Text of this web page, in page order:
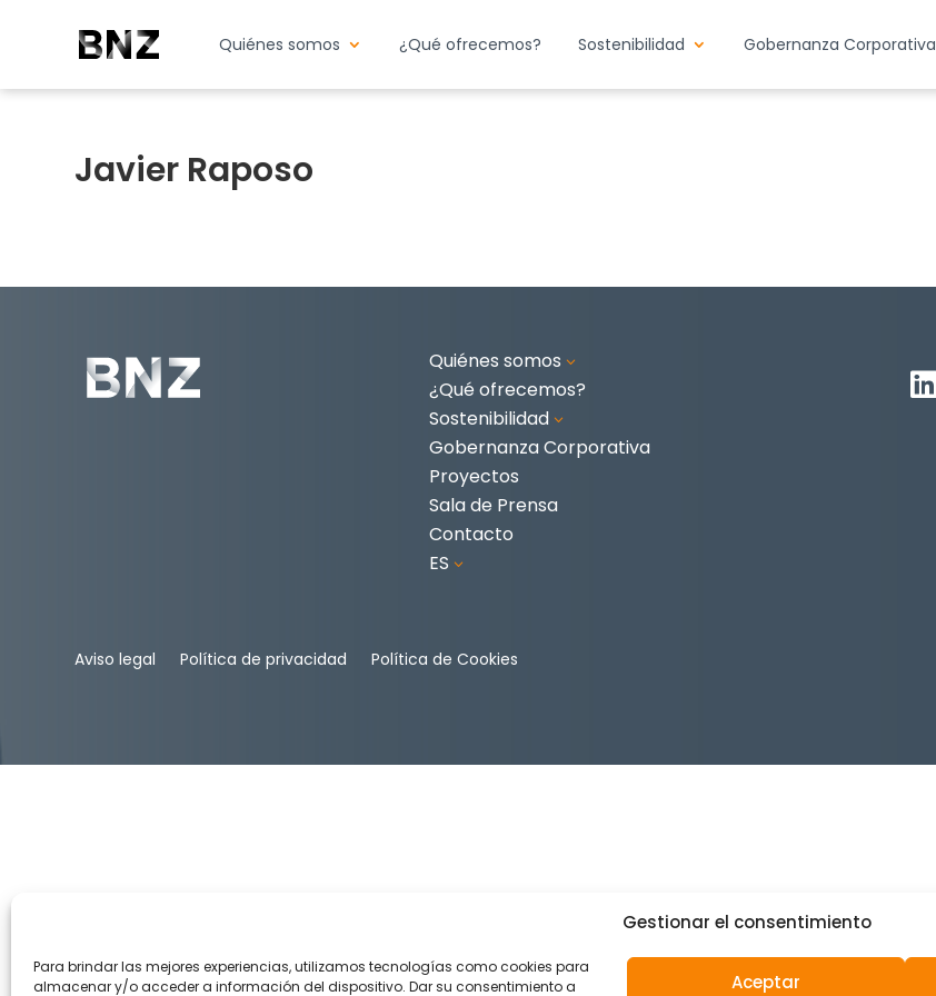
Gestionar el consentimiento
Para brindar las mejores experiencias, utilizamos tecnologías como cookies para
almacenar y/o acceder a información del dispositivo. Dar su consentimiento a
Aceptar
Quiénes somos ¿Qué ofrecemos? Sostenibilidad Gobernanza Corporativa
Javier Raposo
Quiénes somos 3
¿Qué ofrecemos?
Sostenibilidad 3
Gobernanza Corporativa
Proyectos
Sala de Prensa
Contacto
ES 3

Aviso legal Política de privacidad Política de Cookies